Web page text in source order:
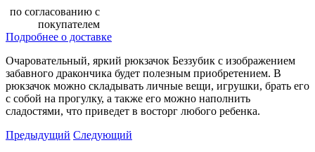
по согласованию с
покупателем
Подробнее о доставке
Очаровательный, яркий рюкзачок Беззубик с изображением
забавного дракончика будет полезным приобретением. В
рюкзачок можно складывать личные вещи, игрушки, брать его
с собой на прогулку, а также его можно наполнить
сладостями, что приведет в восторг любого ребенка.
Предыдущий Следующий